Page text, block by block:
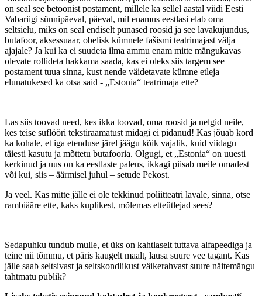
on seal see betoonist postament, millele ka sellel aastal viidi Eesti
Vabariigi sünnipäeval, päeval, mil enamus eestlasi elab oma
seltsielu, miks on seal endiselt punased roosid ja see lavakujundus,
butafoor, aksessuaar, obelisk kümnele fašismi teatrimajast välja
ajajale? Ja kui ka ei suudeta ilma ammu enam mitte mängukavas
olevate rollideta hakkama saada, kas ei oleks siis targem see
postament tuua sinna, kust nende väidetavate kümne etleja
elunatukesed ka otsa said - „Estonia“ teatrimaja ette?
Las siis toovad need, kes ikka toovad, oma roosid ja nelgid neile,
kes teise suflööri tekstiraamatust midagi ei pidanud! Kas jõuab kord
ka kohale, et iga etenduse järel jäägu kõik vajalik, kuid viidagu
täiesti kasutu ja mõttetu butafooria. Olgugi, et „Estonia“ on uuesti
kerkinud ja uus on ka eestlaste paleus, ikkagi piisab meile omadest
või kui, siis – äärmisel juhul – setude Pekost.
Ja veel. Kas mitte jälle ei ole tekkinud poliitteatri lavale, sinna, otse
rambiääre ette, kaks kuplikest, mõlemas etteütlejad sees?
Sedapuhku tundub mulle, et üks on kahtlaselt tuttava alfapeediga ja
teine nii tõmmu, et päris kaugelt maalt, lausa suure vee tagant. Kas
jälle saab seltsivast ja seltskondlikust väikerahvast suure näitemängu
tahtmatu publik?